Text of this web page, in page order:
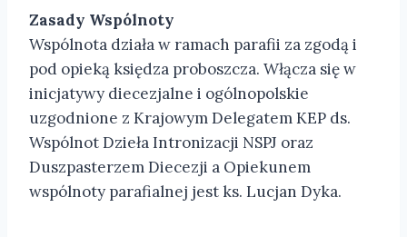
Zasady Wspólnoty
Wspólnota działa w ramach parafii za zgodą i
pod opieką księdza proboszcza. Włącza się w
inicjatywy diecezjalne i ogólnopolskie
uzgodnione z Krajowym Delegatem KEP ds.
Wspólnot Dzieła Intronizacji NSPJ oraz
Duszpasterzem Diecezji a Opiekunem
wspólnoty parafialnej jest ks. Lucjan Dyka.